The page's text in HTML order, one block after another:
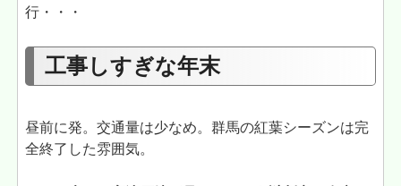
行・・・
工事しすぎな年末
昼前に発。交通量は少なめ。群馬の紅葉シーズンは完
全終了した雰囲気。